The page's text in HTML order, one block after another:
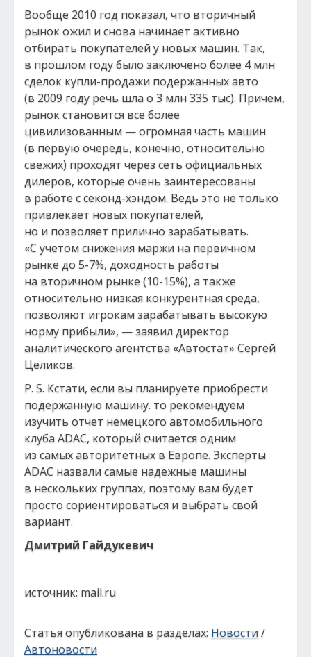
Вообще 2010 год показал, что вторичный
рынок ожил и снова начинает активно
отбирать покупателей у новых машин. Так,
в прошлом году было заключено более 4 млн
сделок купли-продажи подержанных авто
(в 2009 году речь шла о 3 млн 335 тыс). Причем,
рынок становится все более
цивилизованным — огромная часть машин
(в первую очередь, конечно, относительно
свежих) проходят через сеть официальных
дилеров, которые очень заинтересованы
в работе с секонд-хэндом. Ведь это не только
привлекает новых покупателей,
но и позволяет прилично зарабатывать.
«С учетом снижения маржи на первичном
рынке до 5-7%, доходность работы
на вторичном рынке (10-15%), а также
относительно низкая конкурентная среда,
позволяют игрокам зарабатывать высокую
норму прибыли», — заявил директор
аналитического агентства «Автостат» Сергей
Целиков.
P. S. Кстати, если вы планируете приобрести
подержанную машину. то рекомендуем
изучить отчет немецкого автомобильного
клуба ADAC, который считается одним
из самых авторитетных в Европе. Эксперты
ADAC назвали самые надежные машины
в нескольких группах, поэтому вам будет
просто сориентироваться и выбрать свой
вариант.
Дмитрий Гайдукевич
источник: mail.ru
Статья опубликована в разделах: Новости/
Автоновости